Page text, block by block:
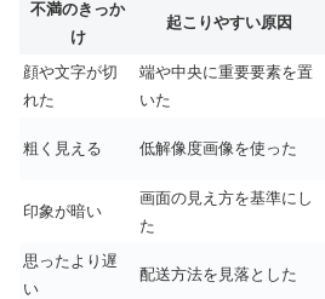
不満のきっか
け
起こりやすい原因
顔や文字が切
れた
端や中央に重要要素を置
いた
粗く見える 低解像度画像を使った
印象が暗い
画面の見え方を基準にし
た
思ったより遅
い
配送方法を見落とした